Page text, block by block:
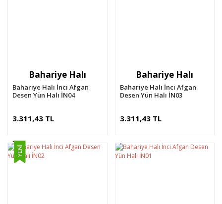
Bahariye Halı
Bahariye Halı İnci Afgan
Desen Yün Halı İN04
3.311,43 TL
Bahariye Halı
Bahariye Halı İnci Afgan
Desen Yün Halı İN03
3.311,43 TL
YENİ